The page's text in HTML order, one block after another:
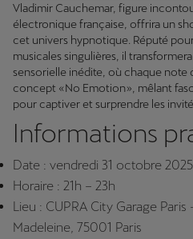
Vladimir Cauchemar, figure
électronique française, offrira un
cet univers hypnotique. Réputé
musicales singulières, il
sensorielle inédite, où chaque note
concept « No Emotion », mêlant
pour captiver et surprendre les
Informations
Date : vendredi 31 octobre 2025
Horaire : 21h – 23h
Lieu : CUPRA City Garage Paris
Madeleine, 75001 Paris